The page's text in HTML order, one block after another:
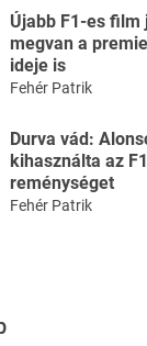
Újabb F1-es film
megvan a
ideje is
Fehér Patrik
Durva vád:
kihasználta az
reménységet
Fehér Patrik